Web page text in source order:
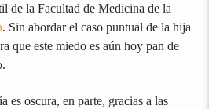
de la Facultad de Medicina de la
. Sin abordar el caso puntual de la hija
que este miedo es aún hoy pan de
es oscura, en parte, gracias a las